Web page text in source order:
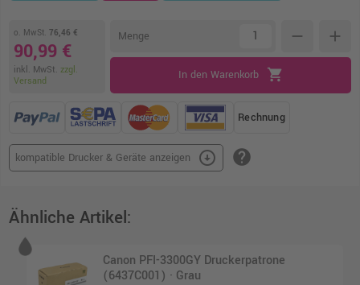
o. MwSt. 76,46 €
90,99 €
inkl. MwSt. zzgl.
Versand
Menge remove add
In den Warenkorb shopping_cart
Rechnung
kompatible Drucker & Geräte anzeigen arrow_circle_down help
Ähnliche Artikel:
Canon PFI-3300GY Druckerpatrone
(6437C001) · Grau